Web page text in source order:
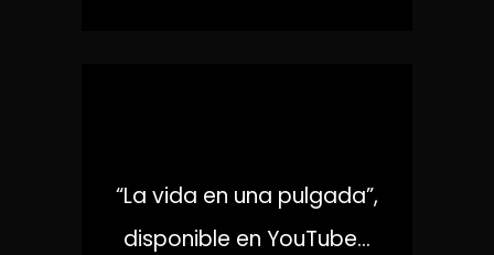
“La vida en una pulgada”,
disponible en YouTube...